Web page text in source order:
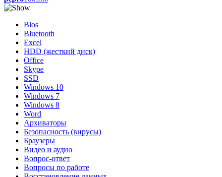
Bios
Bluetooth
Excel
HDD (жесткий диск)
Office
Skype
SSD
Windows 10
Windows 7
Windows 8
Word
Архиваторы
Безопасность (вирусы)
Браузеры
Видео и аудио
Вопрос-ответ
Вопросы по работе